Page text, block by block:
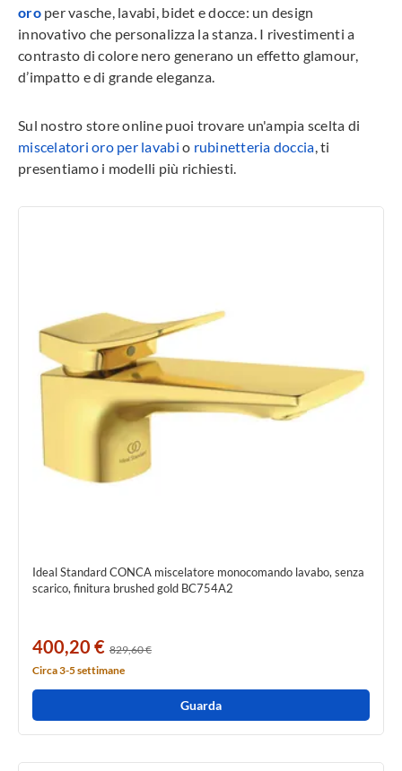
oroper vasche, lavabi, bidet e docce: un design
innovativo che personalizza la stanza. I rivestimenti a
contrasto di colore nero generano un effetto glamour,
d’impatto e di grande eleganza.
Sul nostro store online puoi trovare un'ampia scelta di
miscelatori oro per lavabi o rubinetteria doccia , ti
presentiamo i modelli più richiesti.
Ideal Standard CONCA miscelatore monocomando lavabo, senza
scarico, finitura brushed gold BC754A2
400,20 € 829,60 €
Circa 3-5 settimane
Guarda